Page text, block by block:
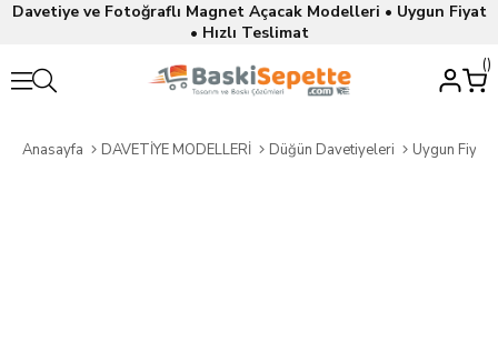
Davetiye ve Fotoğraflı Magnet Açacak Modelleri • Uygun Fiyat
• Hızlı Teslimat
Anasayfa DAVETİYE MODELLERİ Düğün Davetiyeleri Uygun